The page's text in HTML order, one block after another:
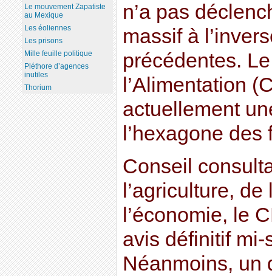
n’a pas
massif à
précédentes.
l’Alimentation
actuellement
l’hexagone
Conseil
l’agriculture,
l’économie, le
avis définitif mi-
Néanmoins, un
Le mouvement Zapatiste
au Mexique
Les éoliennes
Les prisons
Mille feuille politique
Pléthore d’agences
inutiles
Thorium